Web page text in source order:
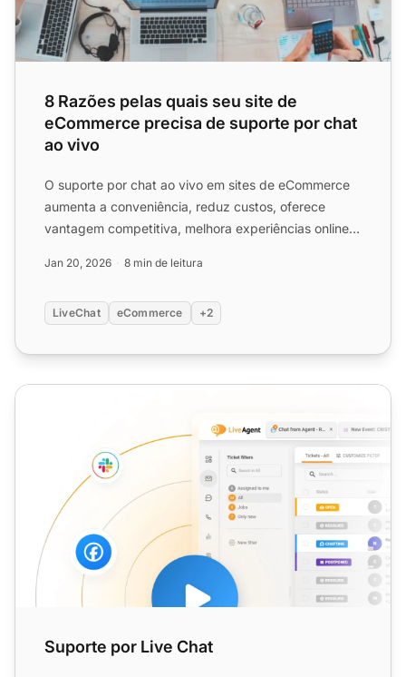
8 Razões pelas quais seu site de
eCommerce precisa de suporte por chat
ao vivo
O suporte por chat ao vivo em sites de eCommerce
aumenta a conveniência, reduz custos, oferece
vantagem competitiva, melhora experiências online,
Jan 20, 2026 8 min de leitura
LiveChat eCommerce +2
Suporte por Live Chat
Suporte por Live Chat